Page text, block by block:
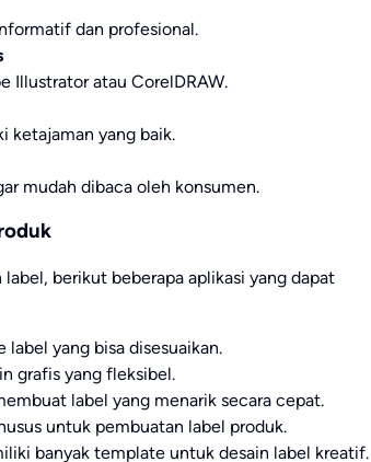
dan profesional.
Illustrator atau CorelDRAW.
ketajaman yang baik.
mudah dibaca oleh konsumen.
berikut beberapa aplikasi yang dapat
yang bisa disesuaikan.
grafis yang fleksibel.
label yang menarik secara cepat.
untuk pembuatan label produk.
banyak template untuk desain label kreatif.